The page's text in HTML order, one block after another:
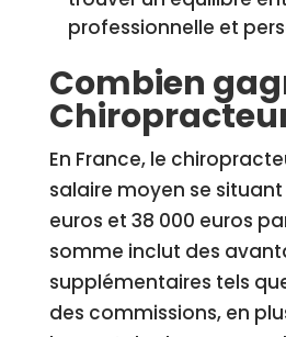
professionnelle et
Combien
En France, le
salaire moyen se situant
euros et 38 000 euros
somme inclut des
supplémentaires tels
des commissions, en